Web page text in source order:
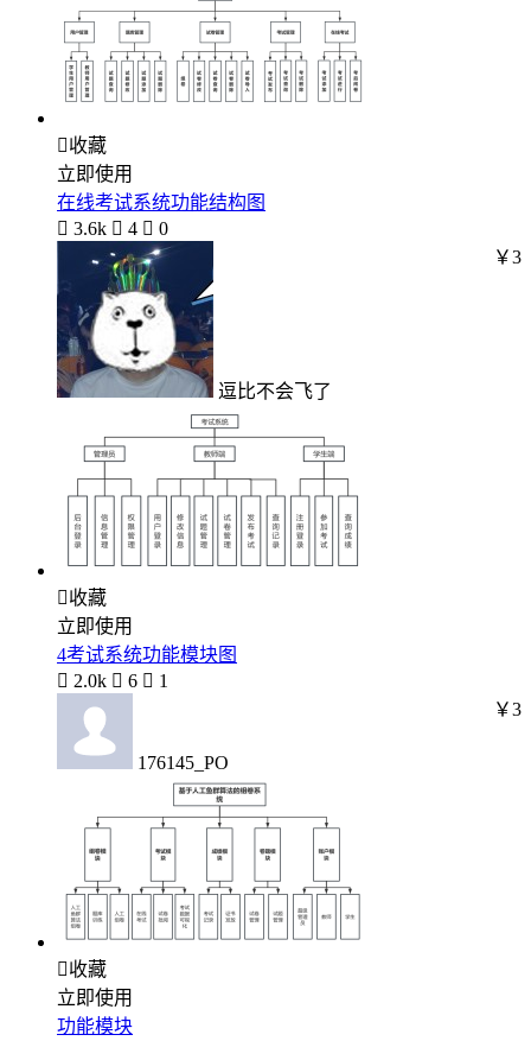
收藏
立即使用
在线考试系统功能结构图
 3.6k  4  0
逗比不会飞了
￥3
收藏
立即使用
4考试系统功能模块图
 2.0k  6  1
176145_PO
￥3
收藏
立即使用
功能模块